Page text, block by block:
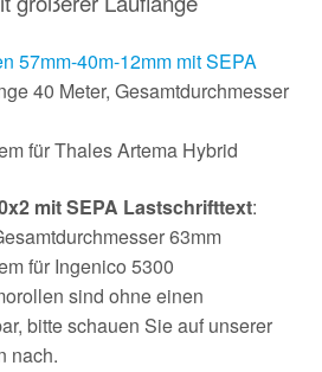
57mm-40m-12mm mit SEPA
40 Meter, Gesamtdurchmesser
für Thales Artema Hybrid
mit SEPA Lastschrifttext:
63mm
für Ingenico 5300
sind ohne einen
bitte schauen Sie auf unserer
nach.